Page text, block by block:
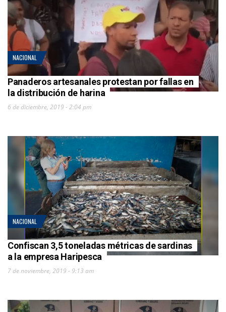
NACIONAL
Panaderos artesanales protestan por fallas en
la distribución de harina
6 de diciembre, 2019 - 2:04 pm
NACIONAL
Confiscan 3,5 toneladas métricas de sardinas
a la empresa Haripesca
7 de noviembre, 2019 - 9:13 am